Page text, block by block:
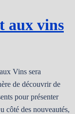
aux vins
Vins sera
de découvrir de
pour présenter
côté des nouveautés,